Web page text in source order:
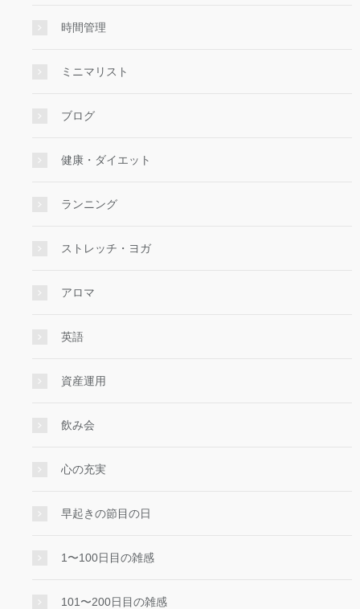
時間管理
ミニマリスト
ブログ
健康・ダイエット
ランニング
ストレッチ・ヨガ
アロマ
英語
資産運用
飲み会
心の充実
早起きの節目の日
1〜100日目の雑感
101〜200日目の雑感